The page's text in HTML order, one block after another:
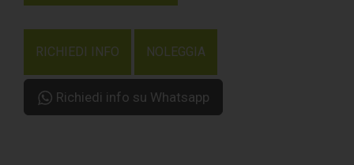
RICHIEDI INFO NOLEGGIA
Richiedi info su Whatsapp